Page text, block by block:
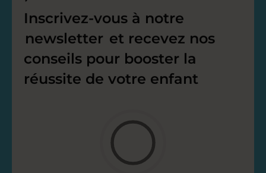
Inscrivez-vous à notre
newsletter et recevez nos
conseils pour booster la
réussite de votre enfant